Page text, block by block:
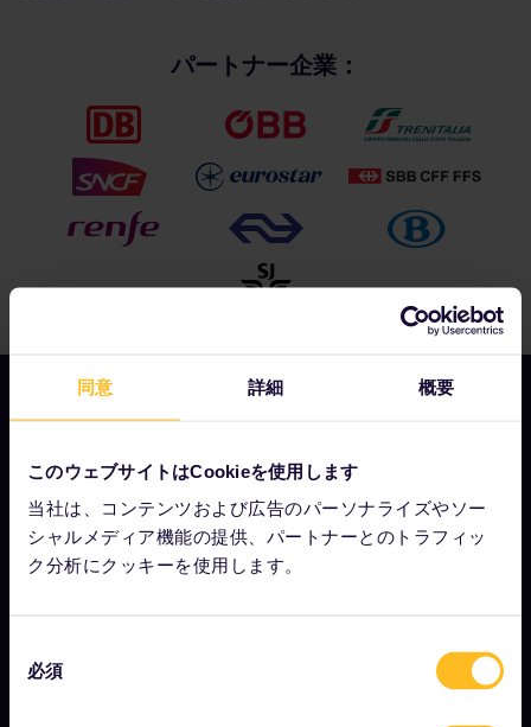
同意 詳細 概要
このウェブサイトはCookieを使用します
当社は、コンテンツおよび広告のパーソナライズやソー
シャルメディア機能の提供、パートナーとのトラフィッ
ク分析にクッキーを使用します。
必須
パートナー企業：
会社情報
Eurail.com について
採用情報
Interrail影響報告書